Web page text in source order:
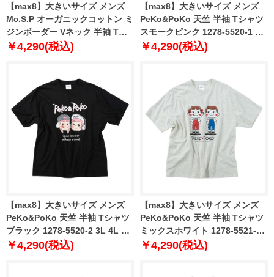
【max8】大きいサイズ メンズ
Mc.S.P オーガニックコットン ミ
ジンボーダー Vネック 半袖 Tシ
ャツ ベージュ 1278-4512-3 3L
￥4,290(税込)
【max8】大きいサイズ メンズ
PeKo&PoKo 天竺 半袖 Tシャツ
スモークピンク 1278-5520-1 3L
4L 5L 6L 8L
￥4,290(税込)
【max8】大きいサイズ メンズ
PeKo&PoKo 天竺 半袖 Tシャツ
ブラック 1278-5520-2 3L 4L 5L
6L 8L
￥4,290(税込)
【max8】大きいサイズ メンズ
PeKo&PoKo 天竺 半袖 Tシャツ
ミックスホワイト 1278-5521-1
3L 4L 5L 6L 8L
￥4,290(税込)